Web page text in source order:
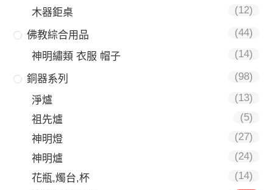
木器鉅桌
(12)
佛教綜合用品 (44)
神明繡類 衣服 帽子 (14)
銅器系列 (98)
淨爐
(13)
祖先爐
(5)
神明燈
(27)
神明爐
(24)
花瓶,燭台,杯
(14)